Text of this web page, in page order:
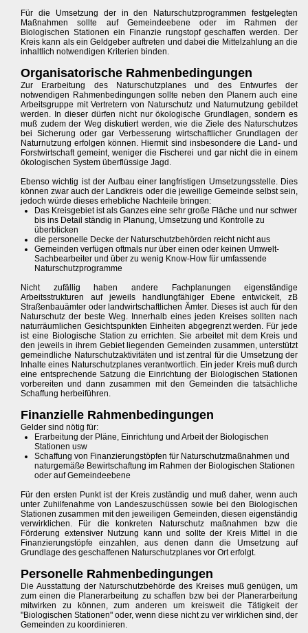
Für die Umsetzung der in den Naturschutzprogrammen festgelegten
Maßnahmen sollte auf Gemeindeebene oder im Rahmen der
Biologischen Stationen ein Finanzie rungstopf geschaffen werden. Der
Kreis kann als ein Geldgeber auftreten und dabei die Mittelzahlung an die
inhaltlich notwendigen Kriterien binden.
Organisatorische Rahmenbedingungen
Zur Erarbeitung des Naturschutzplanes und des Entwurfes der
notwendigen Rahmenbedingungen sollte neben den Planern auch eine
Arbeitsgruppe mit Vertretern von Naturschutz und Naturnutzung gebildet
werden. In dieser dürfen nicht nur ökologische Grundlagen, sondern es
muß zudem der Weg diskutiert werden, wie die Ziele des Naturschutzes
bei Sicherung oder gar Verbesserung wirtschaftlicher Grundlagen der
Naturnutzung erfolgen können. Hiermit sind insbesondere die Land- und
Forstwirtschaft gemeint, weniger die Fischerei und gar nicht die in einem
ökologischen System überflüssige Jagd.
Ebenso wichtig ist der Aufbau einer langfristigen Umsetzungsstelle. Dies
können zwar auch der Landkreis oder die jeweilige Gemeinde selbst sein,
jedoch würde dieses erhebliche Nachteile bringen:
Das Kreisgebiet ist als Ganzes eine sehr große Fläche und nur schwer
bis ins Detail ständig in Planung, Umsetzung und Kontrolle zu
überblicken
die personelle Decke der Naturschutzbehörden reicht nicht aus
Gemeinden verfügen oftmals nur über einen oder keinen Umwelt-
Sachbearbeiter und über zu wenig Know-How für umfassende
Naturschutzprogramme
Nicht zufällig haben andere Fachplanungen eigenständige
Arbeitsstrukturen auf jeweils handlungfähiger Ebene entwickelt, zB
Straßenbauämter oder landwirtschaftlichen Ämter. Dieses ist auch für den
Naturschutz der beste Weg. Innerhalb eines jeden Kreises sollten nach
naturräumlichen Gesichtspunkten Einheiten abgegrenzt werden. Für jede
ist eine Biologische Station zu errichten. Sie arbeitet mit dem Kreis und
den jeweils in ihrem Gebiet liegenden Gemeinden zusammen, unterstützt
gemeindliche Naturschutzaktivitäten und ist zentral für die Umsetzung der
Inhalte eines Naturschutzplanes verantwortlich. Ein jeder Kreis muß durch
eine entsprechende Satzung die Einrichtung der Biologischen Stationen
vorbereiten und dann zusammen mit den Gemeinden die tatsächliche
Schaffung herbeiführen.
Finanzielle Rahmenbedingungen
Gelder sind nötig für:
Erarbeitung der Pläne, Einrichtung und Arbeit der Biologischen
Stationen usw
Schaffung von Finanzierungstöpfen für Naturschutzmaßnahmen und
naturgemäße Bewirtschaftung im Rahmen der Biologischen Stationen
oder auf Gemeindeebene
Für den ersten Punkt ist der Kreis zuständig und muß daher, wenn auch
unter Zuhilfenahme von Landeszuschüssen sowie bei den Biologischen
Stationen zusammen mit den jeweiligen Gemeinden, diesen eigenständig
verwirklichen. Für die konkreten Naturschutz maßnahmen bzw die
Förderung extensiver Nutzung kann und sollte der Kreis Mittel in die
Finanzierungstöpfe einzahlen, aus denen dann die Umsetzung auf
Grundlage des geschaffenen Naturschutzplanes vor Ort erfolgt.
Personelle Rahmenbedingungen
Die Ausstattung der Naturschutzbehörde des Kreises muß genügen, um
zum einen die Planerarbeitung zu schaffen bzw bei der Planerarbeitung
mitwirken zu können, zum anderen um kreisweit die Tätigkeit der
"Biologischen Stationen" oder, wenn diese nicht zu ver wirklichen sind, der
Gemeinden zu koordinieren.